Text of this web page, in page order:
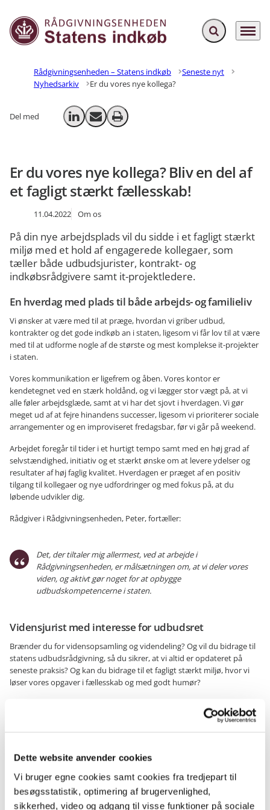
Dette website anvender cookies
Vi bruger egne cookies samt cookies fra tredjepart til
besøgsstatistik, optimering af brugervenlighed,
sikkerhed, video og adgang til visse funktioner på sociale
Gå til forsiden Fold søgefelt ud
Menu
Rådgivningsenheden – Statens indkøb
Seneste nyt
Nyhedsarkiv
Er du vores nye kollega?
Del med Del på LinkedIn
Send email
Print
Er du vores nye kollega? Bliv en del af
et fagligt stærkt fællesskab!
11.04.2022 Om os
På din nye arbejdsplads vil du sidde i et fagligt stærkt
miljø med et hold af engagerede kollegaer, som
tæller både udbudsjurister, kontrakt- og
indkøbsrådgivere samt it-projektledere.
En hverdag med plads til både arbejds- og familieliv
Vi ønsker at være med til at præge, hvordan vi griber udbud,
kontrakter og det gode indkøb an i staten, ligesom vi får lov til at være
med til at udforme nogle af de største og mest komplekse it-projekter
i staten.
Vores kommunikation er ligefrem og åben. Vores kontor er
kendetegnet ved en stærk holdånd, og vi lægger stor vægt på, at vi
alle føler arbejdsglæde, samt at vi har det sjovt i hverdagen. Vi gør
meget ud af at fejre hinandens successer, ligesom vi prioriterer sociale
arrangementer og en improviseret fredagsbar, før vi går på weekend.
Arbejdet foregår til tider i et hurtigt tempo samt med en høj grad af
selvstændighed, initiativ og et stærkt ønske om at levere ydelser og
resultater af høj faglig kvalitet. Hverdagen er præget af en positiv
tilgang til kollegaer og nye udfordringer og med fokus på, at du
løbende udvikler dig.
Rådgiver i Rådgivningsenheden, Peter, fortæller:
Det, der tiltaler mig allermest, ved at arbejde i
Rådgivningsenheden, er målsætningen om, at vi deler vores
viden, og aktivt gør noget for at opbygge
udbudskompetencerne i staten.
Vidensjurist med interesse for udbudsret
Brænder du for vidensopsamling og videndeling? Og vil du bidrage til
statens udbudsrådgivning, så du sikrer, at vi altid er opdateret på
seneste praksis? Og kan du bidrage til et fagligt stærkt miljø, hvor vi
løser vores opgaver i fællesskab og med godt humør?
Erfaren jurist med intereresse for kontraktret søges
Vil du foretage komplekse kontraktretlige vurderinger, rådgive om
udarbejdelse af gode kontrakter og selv være pennefører på nogle af
statens væsentligste it-kontrakter? Så er det dig, vi leder efter.